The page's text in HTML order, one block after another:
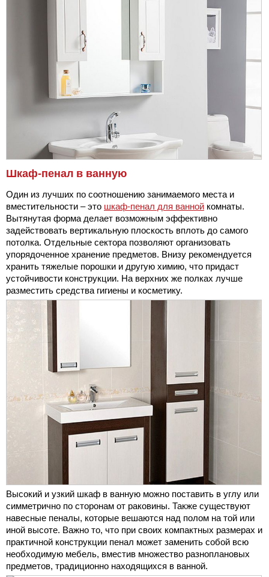
Шкаф-пенал в ванную
Один из лучших по соотношению занимаемого места и
вместительности – это шкаф-пенал для ванной комнаты.
Вытянутая форма делает возможным эффективно
задействовать вертикальную плоскость вплоть до самого
потолка. Отдельные сектора позволяют организовать
упорядоченное хранение предметов. Внизу рекомендуется
хранить тяжелые порошки и другую химию, что придаст
устойчивости конструкции. На верхних же полках лучше
разместить средства гигиены и косметику.
Высокий и узкий шкаф в ванную можно поставить в углу или
симметрично по сторонам от раковины. Также существуют
навесные пеналы, которые вешаются над полом на той или
иной высоте. Важно то, что при своих компактных размерах и
практичной конструкции пенал может заменить собой всю
необходимую мебель, вместив множество разноплановых
предметов, традиционно находящихся в ванной.